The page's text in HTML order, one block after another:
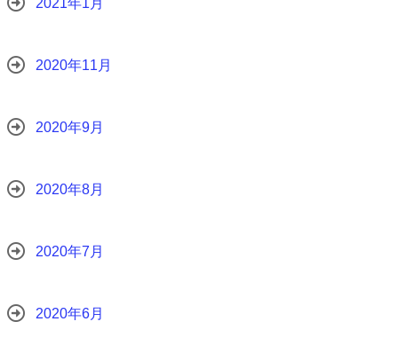
2020年11月
2020年9月
2020年8月
2020年7月
2020年6月